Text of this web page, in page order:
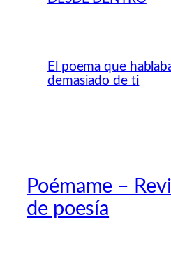
El poema que
demasiado de ti
Poémame –
de poesía